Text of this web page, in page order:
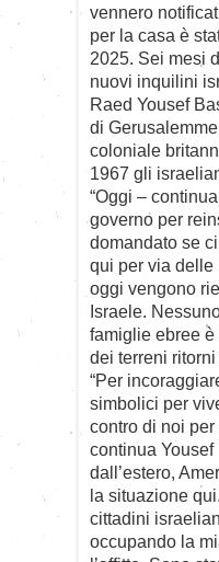
vennero
per la casa è
2025. Sei mesi
nuovi inquilini
Raed Yousef
di
coloniale
1967 gli
“Oggi –
governo per
domandato se
qui per via delle
oggi vengono
Israele.
famiglie ebree
dei terreni
“Per
simbolici per
contro di noi
continua
dall’estero,
la situazione
cittadini
occupando la